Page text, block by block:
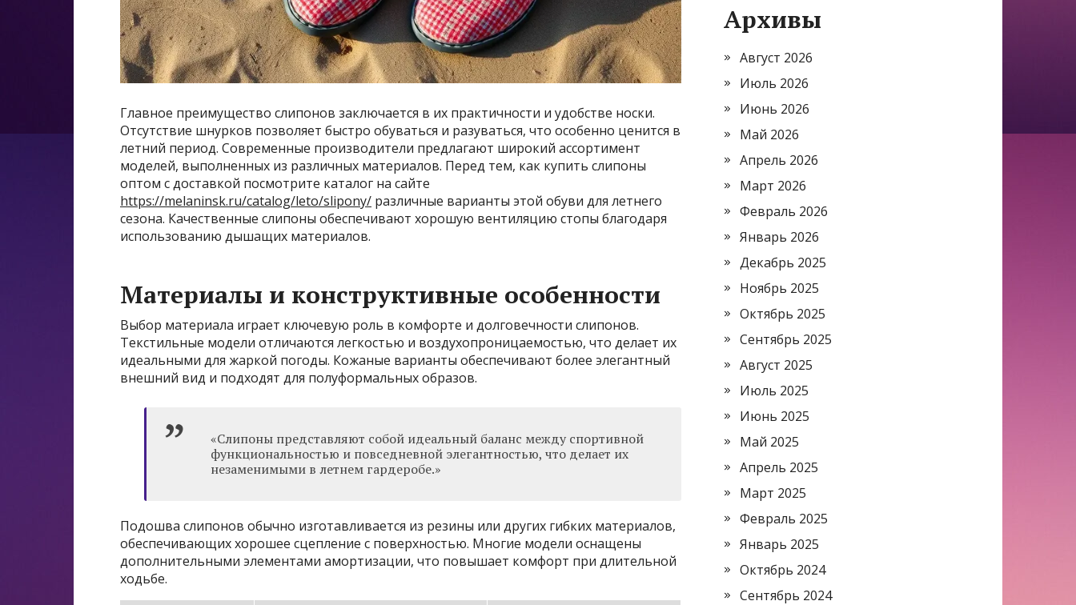
Главное преимущество слипонов заключается в их практичности и удобстве носки.
Отсутствие шнурков позволяет быстро обуваться и разуваться, что особенно ценится в
летний период. Современные производители предлагают широкий ассортимент
моделей, выполненных из различных материалов. Перед тем, как купить слипоны
оптом с доставкой посмотрите каталог на сайте
https://melaninsk.ru/catalog/leto/slipony/ различные варианты этой обуви для летнего
сезона. Качественные слипоны обеспечивают хорошую вентиляцию стопы благодаря
использованию дышащих материалов.
Материалы и конструктивные особенности
Выбор материала играет ключевую роль в комфорте и долговечности слипонов.
Текстильные модели отличаются легкостью и воздухопроницаемостью, что делает их
идеальными для жаркой погоды. Кожаные варианты обеспечивают более элегантный
внешний вид и подходят для полуформальных образов.
«Слипоны представляют собой идеальный баланс между спортивной
функциональностью и повседневной элегантностью, что делает их
незаменимыми в летнем гардеробе.»
Подошва слипонов обычно изготавливается из резины или других гибких материалов,
обеспечивающих хорошее сцепление с поверхностью. Многие модели оснащены
дополнительными элементами амортизации, что повышает комфорт при длительной
ходьбе.
Архивы
Август 2026
Июль 2026
Июнь 2026
Май 2026
Апрель 2026
Март 2026
Февраль 2026
Январь 2026
Декабрь 2025
Ноябрь 2025
Октябрь 2025
Сентябрь 2025
Август 2025
Июль 2025
Июнь 2025
Май 2025
Апрель 2025
Март 2025
Февраль 2025
Январь 2025
Октябрь 2024
Сентябрь 2024